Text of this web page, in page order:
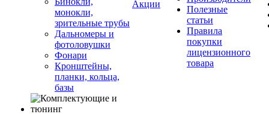
монокли,
зрительные трубы
Дальномеры и
фотоловушки
Фонари
Кронштейны,
планки, кольца,
базы
Акции
Полезные
статьи
Правила
покупки
лицензионного
товара